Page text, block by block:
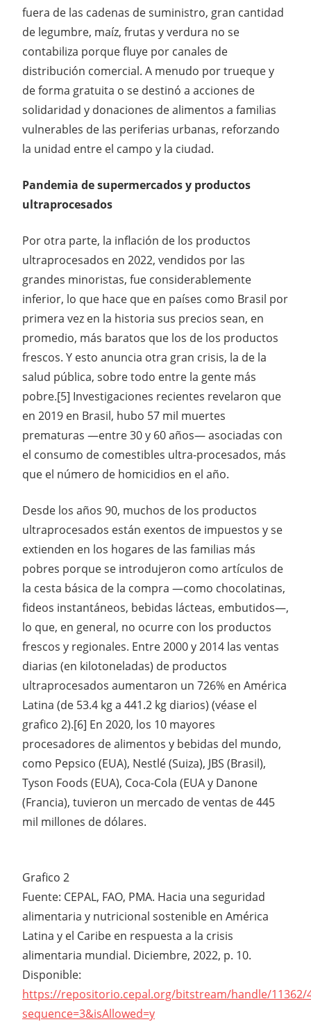
fuera de las cadenas de suministro, gran cantidad
de legumbre, maíz, frutas y verdura no se
contabiliza porque fluye por canales de
distribución comercial. A menudo por trueque y
de forma gratuita o se destinó a acciones de
solidaridad y donaciones de alimentos a familias
vulnerables de las periferias urbanas, reforzando
la unidad entre el campo y la ciudad.
Pandemia de supermercados y productos
ultraprocesados
Por otra parte, la inflación de los productos
ultraprocesados en 2022, vendidos por las
grandes minoristas, fue considerablemente
inferior, lo que hace que en países como Brasil por
primera vez en la historia sus precios sean, en
promedio, más baratos que los de los productos
frescos. Y esto anuncia otra gran crisis, la de la
salud pública, sobre todo entre la gente más
pobre.[5] Investigaciones recientes revelaron que
en 2019 en Brasil, hubo 57 mil muertes
prematuras —entre 30 y 60 años— asociadas con
el consumo de comestibles ultra-procesados, más
que el número de homicidios en el año.
Desde los años 90, muchos de los productos
ultraprocesados están exentos de impuestos y se
extienden en los hogares de las familias más
pobres porque se introdujeron como artículos de
la cesta básica de la compra —como chocolatinas,
fideos instantáneos, bebidas lácteas, embutidos—,
lo que, en general, no ocurre con los productos
frescos y regionales. Entre 2000 y 2014 las ventas
diarias (en kilotoneladas) de productos
ultraprocesados aumentaron un 726% en América
Latina (de 53.4 kg a 441.2 kg diarios) (véase el
grafico 2).[6] En 2020, los 10 mayores
procesadores de alimentos y bebidas del mundo,
como Pepsico (EUA), Nestlé (Suiza), JBS (Brasil),
Tyson Foods (EUA), Coca-Cola (EUA y Danone
(Francia), tuvieron un mercado de ventas de 445
mil millones de dólares.
Grafico 2
Fuente: CEPAL, FAO, PMA. Hacia una seguridad
alimentaria y nutricional sostenible en América
Latina y el Caribe en respuesta a la crisis
alimentaria mundial. Diciembre, 2022, p. 10.
Disponible:
https://repositorio.cepal.org/bitstream/handle/11362/
sequence=3&isAllowed=y